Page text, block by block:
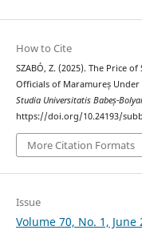
How to Cite
SZABÓ, Z. (2025). The Price
Officials of Maramureș Under
Studia Universitatis Babeș-
https://doi.org/10.24193/
More Citation Formats
Issue
Volume 70, No. 1, June